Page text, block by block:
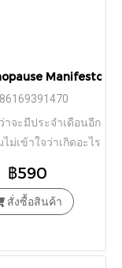
Spierings / พล
Manifesto หม
าจะมีประจำเดือนอีก
ม่เข้าใจว่าเกิดอะไร
นนั้น ทำให้ผู้หญิงรู้สึก
มดอำนาจ’..."
฿590
สั่งซื้อสินค้า